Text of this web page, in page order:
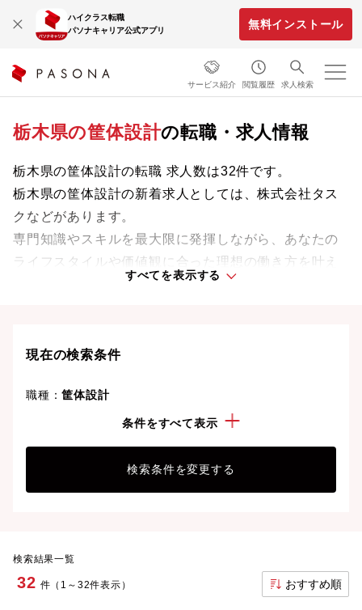
ハイクラス転職
パソナキャリア公式アプリ
無料インストール
サービス紹介 閲覧履歴 求人検索
栃木県の筐体設計の転職・求人情報
栃木県の筐体設計の転職 求人数は32件です。
栃木県の筐体設計の新着求人としては、株式会社タス
クなどがあります。
専門知識やスキルを最大限に発揮しながら、あなたの
ライフスタイルや価値観に合った理想の働き方を叶え
ましょう。想定年収が高い順に検索結果を並べ替える
すべてを表示する
現在の検索条件
職種：筐体設計
条件をすべて表示
検索条件を変更する
検索結果一覧
32 件（1～32件表示） おすすめ順